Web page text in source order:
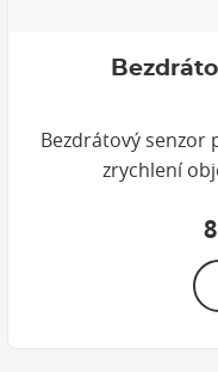
Bezdrátový
zrychlení